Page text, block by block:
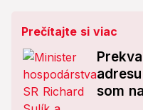
Prečítajte si viac
som